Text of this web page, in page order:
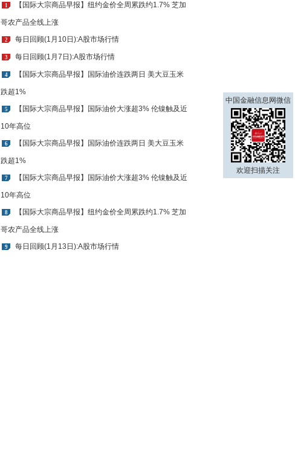
1 【国际大宗商品早报】纽约金价全周累跌约1.7% 芝加
哥农产品全线上涨
2 每日回顾(1月10日):A股市场行情
3 每日回顾(1月7日):A股市场行情
4 【国际大宗商品早报】国际油价连跌两日 美大豆玉米
跌超1%
5 【国际大宗商品早报】国际油价大涨超3% 伦镍触及近
10年高位
6 【国际大宗商品早报】国际油价连跌两日 美大豆玉米
跌超1%
7 【国际大宗商品早报】国际油价大涨超3% 伦镍触及近
10年高位
8 【国际大宗商品早报】纽约金价全周累跌约1.7% 芝加
哥农产品全线上涨
9 每日回顾(1月13日):A股市场行情
中国金融信息网微信
欢迎扫描关注